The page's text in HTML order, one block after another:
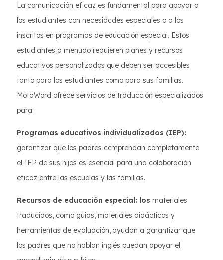
La comunicación eficaz es fundamental para apoyar a
los estudiantes con necesidades especiales o a los
inscritos en programas de educación especial. Estos
estudiantes a menudo requieren planes y recursos
educativos personalizados que deben ser accesibles
tanto para los estudiantes como para sus familias.
MotaWord ofrece servicios de traducción especializados
para:
Programas educativos individualizados (IEP):
garantizar que los padres comprendan completamente
el IEP de sus hijos es esencial para una colaboración
eficaz entre las escuelas y las familias.
Recursos de educación especial: los materiales
traducidos, como guías, materiales didácticos y
herramientas de evaluación, ayudan a garantizar que
los padres que no hablan inglés puedan apoyar el